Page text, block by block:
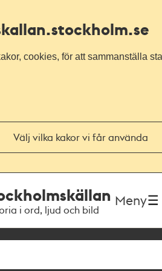
.stockholm.se
cookies, för att sammanställa
Välj vilka kakor vi får använda
i ord, ljud och bild
Meny